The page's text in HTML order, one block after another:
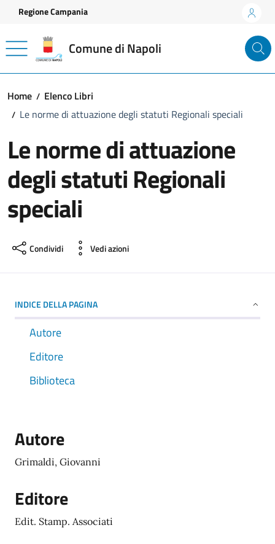
Vai ai contenuti
Vai al footer
Regione Campania
Comune di Napoli
Home
Elenco Libri
Le norme di attuazione degli statuti Regionali speciali
Le norme di attuazione
degli statuti Regionali
speciali
Condividi Vedi azioni
INDICE DELLA PAGINA
Autore
Editore
Biblioteca
Autore
Grimaldi, Giovanni
Editore
Edit. Stamp. Associati